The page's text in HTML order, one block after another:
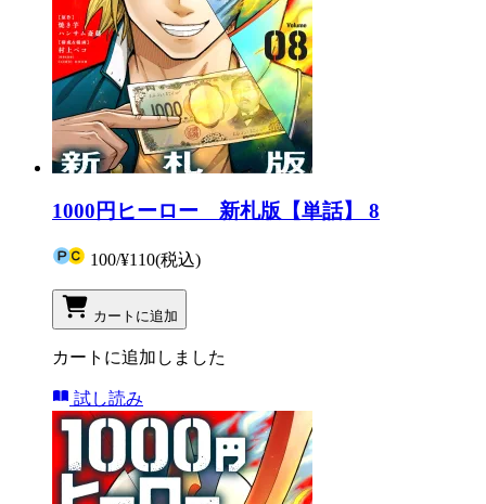
1000円ヒーロー 新札版【単話】 8
100/¥110(税込)
カートに追加
カートに追加しました
試し読み